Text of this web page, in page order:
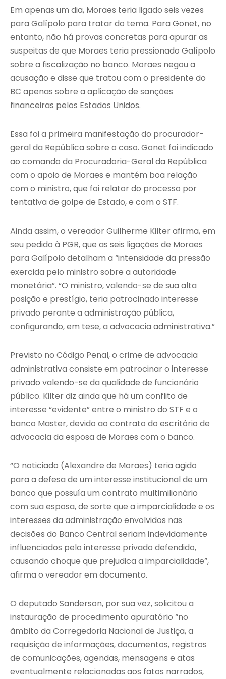
Em apenas um dia, Moraes teria ligado seis vezes
para Galípolo para tratar do tema. Para Gonet, no
entanto, não há provas concretas para apurar as
suspeitas de que Moraes teria pressionado Galípolo
sobre a fiscalização no banco. Moraes negou a
acusação e disse que tratou com o presidente do
BC apenas sobre a aplicação de sanções
financeiras pelos Estados Unidos.
Essa foi a primeira manifestação do procurador-
geral da República sobre o caso. Gonet foi indicado
ao comando da Procuradoria-Geral da República
com o apoio de Moraes e mantém boa relação
com o ministro, que foi relator do processo por
tentativa de golpe de Estado, e com o STF.
Ainda assim, o vereador Guilherme Kilter afirma, em
seu pedido à PGR, que as seis ligações de Moraes
para Galípolo detalham a “intensidade da pressão
exercida pelo ministro sobre a autoridade
monetária”. “O ministro, valendo-se de sua alta
posição e prestígio, teria patrocinado interesse
privado perante a administração pública,
configurando, em tese, a advocacia administrativa.”
Previsto no Código Penal, o crime de advocacia
administrativa consiste em patrocinar o interesse
privado valendo-se da qualidade de funcionário
público. Kilter diz ainda que há um conflito de
interesse “evidente” entre o ministro do STF e o
banco Master, devido ao contrato do escritório de
advocacia da esposa de Moraes com o banco.
“O noticiado (Alexandre de Moraes) teria agido
para a defesa de um interesse institucional de um
banco que possuía um contrato multimilionário
com sua esposa, de sorte que a imparcialidade e os
interesses da administração envolvidos nas
decisões do Banco Central seriam indevidamente
influenciados pelo interesse privado defendido,
causando choque que prejudica a imparcialidade”,
afirma o vereador em documento.
O deputado Sanderson, por sua vez, solicitou a
instauração de procedimento apuratório “no
âmbito da Corregedoria Nacional de Justiça, a
requisição de informações, documentos, registros
de comunicações, agendas, mensagens e atas
eventualmente relacionadas aos fatos narrados,